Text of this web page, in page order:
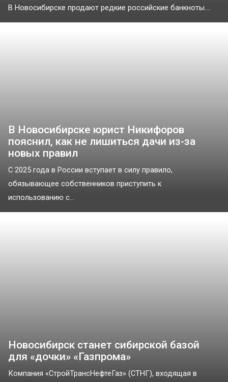
В Новосибирске продают редкие российские банкноты....
В Новосибирске юрист Никифоров
пояснил, как не лишиться дачи из-за
новых правил
С 2025 года в России вступает в силу правило,
обязывающее собственников приступить к
использованию с...
Новосибирск станет сибирской базой
для «дочки» «Газпрома»
Компания «СтройТрансНефтеГаз» (СТНГ), входящая в